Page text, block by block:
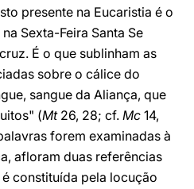
presente na Eucaristia é o
Sexta-Feira Santa Se
É o que sublinham as
sobre o cálice do
sangue da Aliança, que
(Mt26, 28; cf. Mc 14,
forem examinadas à
afloram duas referências
constituída pela locução